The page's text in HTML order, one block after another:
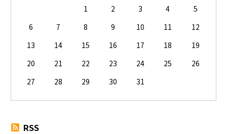
1 2 3 4
5
6
7 8 9 10 11
12
13
14 15 16 17 18
19
20
21 22 23 24 25
26
27
28 29 30 31
RSS